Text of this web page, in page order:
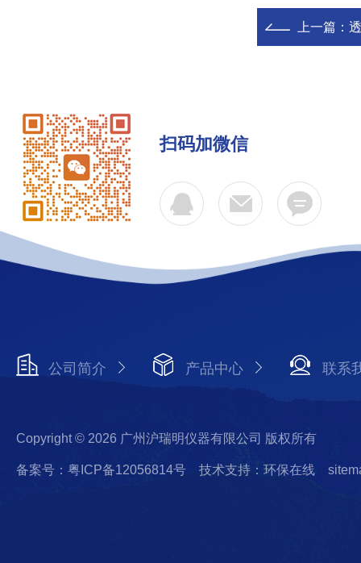
上一篇：
扫码加微信
公司简介 产品中心 联系
Copyright © 2026 广州沪瑞明仪器有限公司 版权所有
备案号：粤ICP备12056814号 技术支持：环保在线